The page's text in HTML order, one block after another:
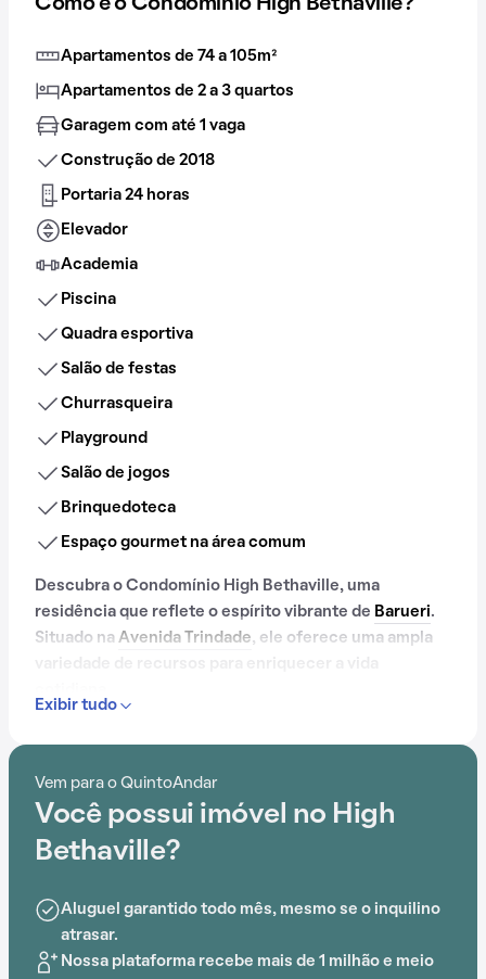
Como é o Condomínio High Bethaville?
Apartamentos de 74 a 105m²
Apartamentos de 2 a 3 quartos
Garagem com até 1 vaga
Construção de 2018
Portaria 24 horas
Elevador
Academia
Piscina
Quadra esportiva
Salão de festas
Churrasqueira
Playground
Salão de jogos
Brinquedoteca
Espaço gourmet na área comum
Descubra o Condomínio High Bethaville, uma
residência que reflete o espírito vibrante de Barueri.
Situado na Avenida Trindade, ele oferece uma ampla
Com mais de 8 anos, o Condomínio High Bethaville já é
Com portaria 24 horas, elevador, academia, piscina,
quadra esportiva, salão de festas, churrasqueira,
gourmet na área comum, o Condomínio High
Bethaville é ideal para quem busca conforto e
entretenimento.
Exibir tudo
Vem para o QuintoAndar
Você possui imóvel no High
Bethaville?
Aluguel garantido todo mês, mesmo se o inquilino
atrasar.
Nossa plataforma recebe mais de 1 milhão e meio